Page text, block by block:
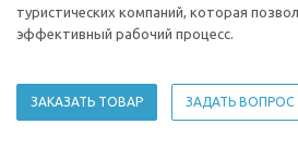
туристических компаний, которая
эффективный рабочий процесс.
ЗАКАЗАТЬ ТОВАР ЗАДАТЬ ВОПРОС